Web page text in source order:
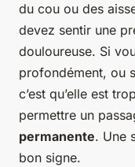
du cou ou des
devez sentir une
douloureuse. Si
profondément, ou
c’est qu’elle est
permettre un
permanente. Une
bon signe.